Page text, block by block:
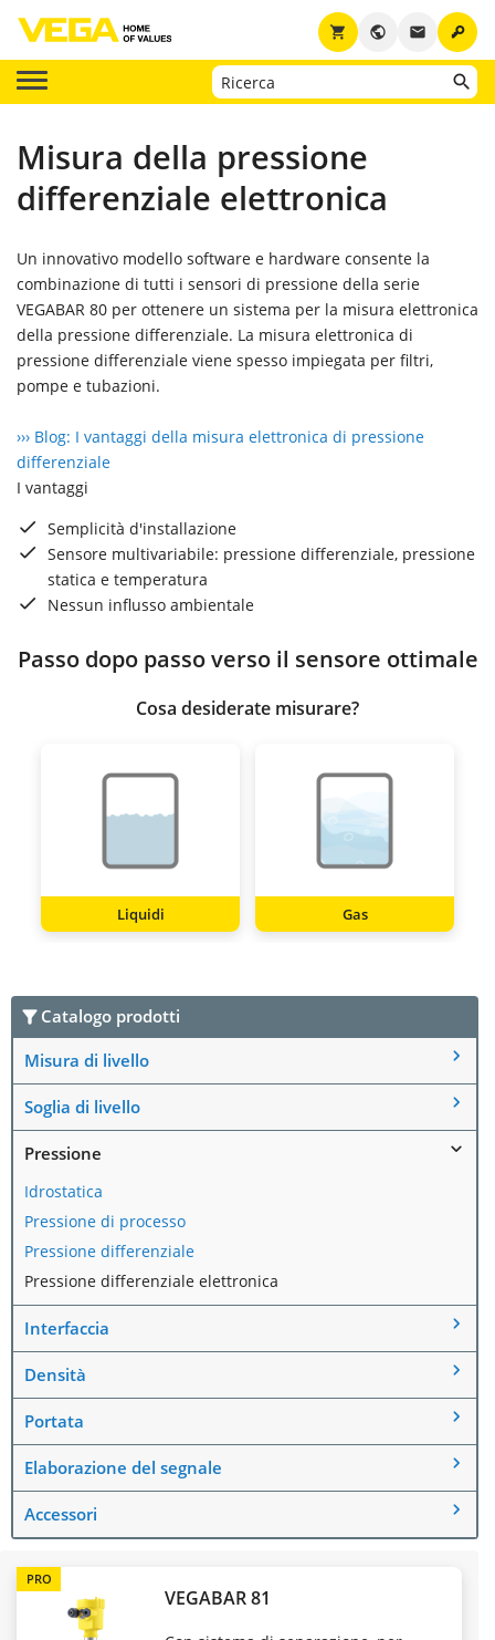
key
email
public
shopping_cart
Misura della pressione
differenziale elettronica
Un innovativo modello software e hardware consente la
combinazione di tutti i sensori di pressione della serie
VEGABAR 80 per ottenere un sistema per la misura elettronica
della pressione differenziale. La misura elettronica di
pressione differenziale viene spesso impiegata per filtri,
pompe e tubazioni.
››› Blog: I vantaggi della misura elettronica di pressione
differenziale
I vantaggi
Semplicità d'installazione
Sensore multivariabile: pressione differenziale, pressione
statica e temperatura
Nessun influsso ambientale
Passo dopo passo verso il sensore ottimale
Cosa desiderate misurare?
Liquidi Gas
Catalogo prodotti
Misura di livello
Soglia di livello
Pressione
Idrostatica
Pressione di processo
Pressione differenziale
Pressione differenziale elettronica
Interfaccia
Densità
Portata
Elaborazione del segnale
Accessori
PRO
VEGABAR 81